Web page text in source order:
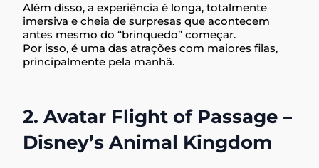
Além disso, a experiência é longa, totalmente
imersiva e cheia de surpresas que acontecem
antes mesmo do “brinquedo” começar.
Por isso, é uma das atrações com maiores filas,
principalmente pela manhã.
2. Avatar Flight of Passage –
Disney’s Animal Kingdom